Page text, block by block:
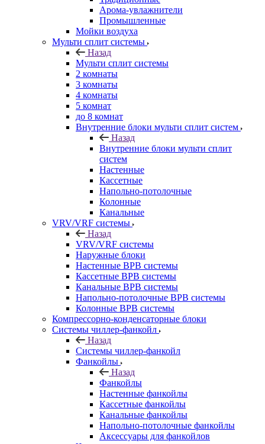
Арома-увлажнители
Промышленные
Мойки воздуха
Мульти сплит системы
Назад
Мульти сплит системы
2 комнаты
3 комнаты
4 комнаты
5 комнат
до 8 комнат
Внутренние блоки мульти сплит систем
Назад
Внутренние блоки мульти сплит
систем
Настенные
Кассетные
Напольно-потолочные
Колонные
Канальные
VRV/VRF системы
Назад
VRV/VRF системы
Наружные блоки
Настенные ВРВ системы
Кассетные ВРВ системы
Канальные ВРВ системы
Напольно-потолочные ВРВ системы
Колонные ВРВ системы
Компрессорно-конденсаторные блоки
Системы чиллер-фанкойл
Назад
Системы чиллер-фанкойл
Фанкойлы
Назад
Фанкойлы
Настенные фанкойлы
Кассетные фанкойлы
Канальные фанкойлы
Напольно-потолочные фанкойлы
Аксессуары для фанкойлов